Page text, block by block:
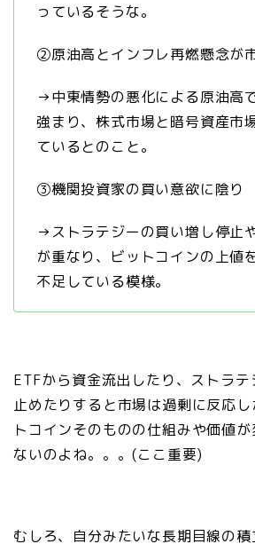
っているそうな。
②原油高とインフレ再燃懸念が
→中東情勢の悪化による原油高
強まり、株式市場と暗号資産市
ているとのこと。
③機関投資家の買い意欲に陰り
→ストラテジーの買い増し停止
が重なり、ビットコインの上値
不足している模様。
ETFから資金流出したり、ストラテ
止めたりすると市場は過剰に反応
トコインそのものの仕組みや価値
ないのよね。。。(ここ重要)
むしろ、自分みたいな長期目線の